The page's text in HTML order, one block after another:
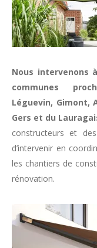
Nous intervenons
communes
Léguevin, Gimont,
Gers et du
constructeurs et
d’intervenir en
les chantiers de
rénovation.